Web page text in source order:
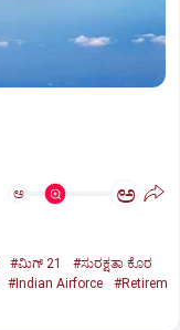
ಅ ಅ
#ಮಿಗ್‌ 21
#ಸುರಕ್ಷತಾ ಕೊರ
#Indian Airforce
#Retirem